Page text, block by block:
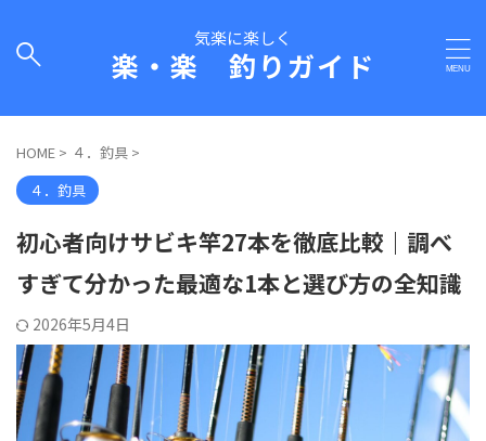
気楽に楽しく
楽・楽 釣りガイド
HOME > ４．釣具 >
４．釣具
初心者向けサビキ竿27本を徹底比較｜調べ
すぎて分かった最適な1本と選び方の全知識
2026年5月4日